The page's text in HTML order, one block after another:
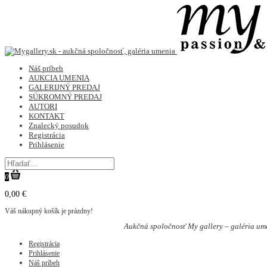
Náš príbeh
AUKCIA UMENIA
GALERIJNÝ PREDAJ
SÚKROMNÝ PREDAJ
AUTORI
KONTAKT
Znalecký posudok
Registrácia
Prihlásenie
0
0,00 €
Váš nákupný košík je prázdny!
Aukčná spoločnosť My gallery – galéria
Registrácia
Prihlásenie
Náš príbeh